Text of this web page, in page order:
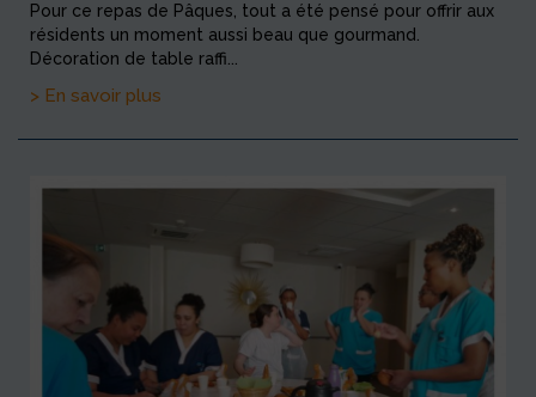
Pour ce repas de Pâques, tout a été pensé pour offrir aux
résidents un moment aussi beau que gourmand.
Décoration de table raffi...
> En savoir plus